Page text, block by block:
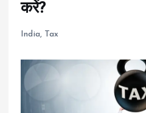
करें?
India, Tax